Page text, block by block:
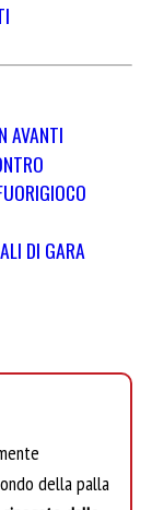
AVANTI
DI GARA
della palla